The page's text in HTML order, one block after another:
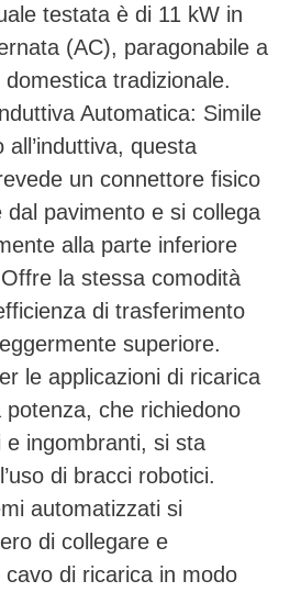
testata è di 11 kW in
(AC), paragonabile a
domestica tradizionale.
Automatica: Simile
all’induttiva, questa
un connettore fisico
dal pavimento e si collega
alla parte inferiore
la stessa comodità
di trasferimento
superiore.
le applicazioni di ricarica
potenza, che richiedono
e ingombranti, si sta
di bracci robotici.
automatizzati si
di collegare e
cavo di ricarica in modo